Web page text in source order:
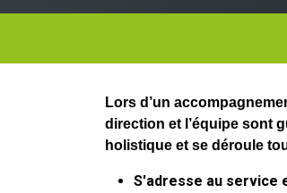
Lors d’un
direction et l’équipe sont
holistique et se déroule
S'adresse au service